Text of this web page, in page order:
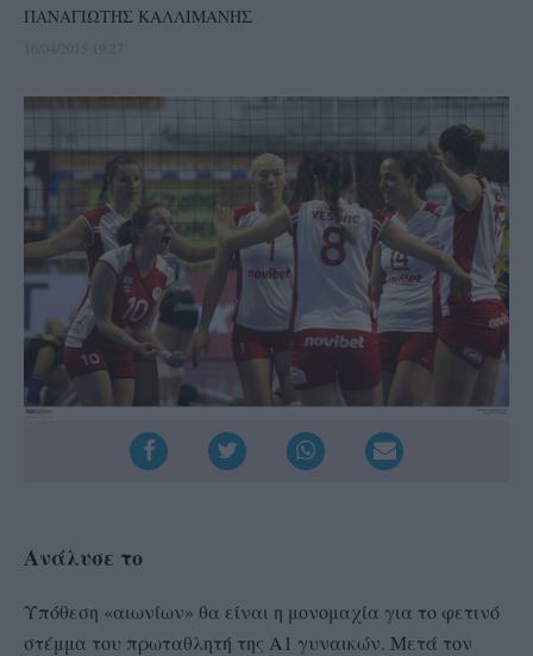
ΠΑΝΑΓΙΩΤΗΣ ΚΑΛΛΙΜΑΝΗΣ
Ανάλυσε το
Υπόθεση «αιωνίων» θα είναι η μονομαχία για το φετινό
στέμμα του πρωταθλητή της Α1 γυναικών. Μετά τον